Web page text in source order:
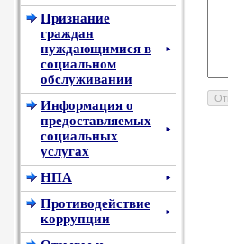
Признание
граждан
нуждающимися в
социальном
обслуживании
►
Информация о
предоставляемых
социальных
услугах
►
НПА ►
Противодействие
коррупции
►